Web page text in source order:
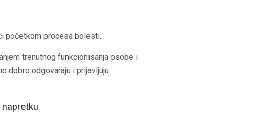
početkom procesa bolesti.
trenutnog funkcionisanja osobe i
dobro odgovaraju i prijavljuju